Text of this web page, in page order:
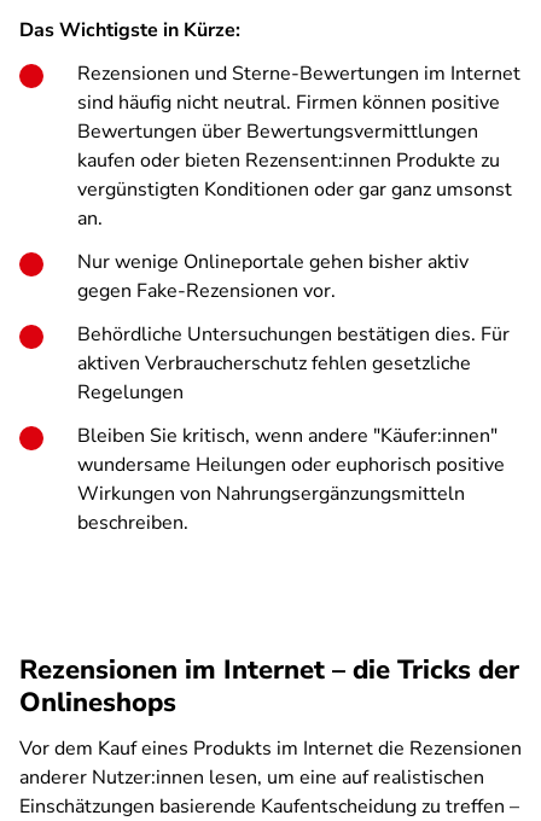
Das Wichtigste in Kürze:
Rezensionen und Sterne-Bewertungen im Internet
sind häufig nicht neutral. Firmen können positive
Bewertungen über Bewertungsvermittlungen
kaufen oder bieten Rezensent:innen Produkte zu
vergünstigten Konditionen oder gar ganz umsonst
an.
Nur wenige Onlineportale gehen bisher aktiv
gegen Fake-Rezensionen vor.
Behördliche Untersuchungen bestätigen dies. Für
aktiven Verbraucherschutz fehlen gesetzliche
Regelungen
Bleiben Sie kritisch, wenn andere "Käufer:innen"
wundersame Heilungen oder euphorisch positive
Wirkungen von Nahrungsergänzungsmitteln
beschreiben.
Rezensionen im Internet – die Tricks der
Onlineshops
Vor dem Kauf eines Produkts im Internet die Rezensionen
anderer Nutzer:innen lesen, um eine auf realistischen
Einschätzungen basierende Kaufentscheidung zu treffen –